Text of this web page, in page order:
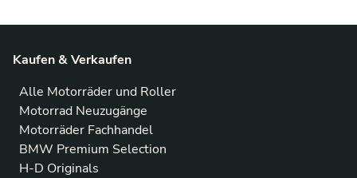
Kaufen & Verkaufen
Alle Motorräder und Roller
Motorrad Neuzugänge
Motorräder Fachhandel
BMW Premium Selection
H-D Originals